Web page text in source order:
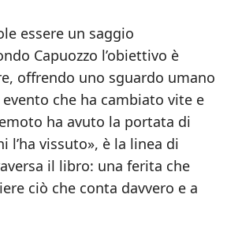
essere un saggio
Capuozzo l’obiettivo è
offrendo uno sguardo umano
che ha cambiato vite e
ha avuto la portata di
l’ha vissuto», è la linea di
il libro: una ferita che
ciò che conta davvero e a